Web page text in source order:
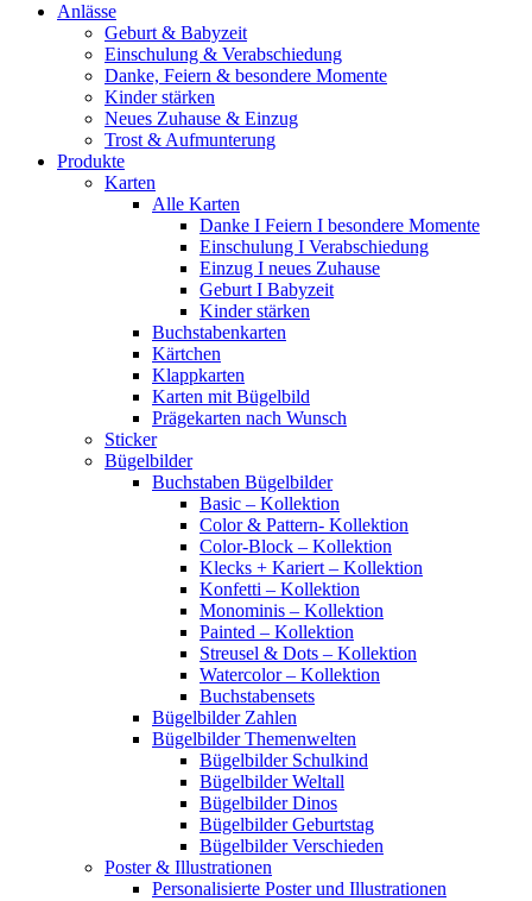
Anlässe
Geburt & Babyzeit
Einschulung & Verabschiedung
Danke, Feiern & besondere Momente
Kinder stärken
Neues Zuhause & Einzug
Trost & Aufmunterung
Produkte
Karten
Alle Karten
Danke I Feiern I besondere Momente
Einschulung I Verabschiedung
Einzug I neues Zuhause
Geburt I Babyzeit
Kinder stärken
Buchstabenkarten
Kärtchen
Klappkarten
Karten mit Bügelbild
Prägekarten nach Wunsch
Sticker
Bügelbilder
Buchstaben Bügelbilder
Basic – Kollektion
Color & Pattern- Kollektion
Color-Block – Kollektion
Klecks + Kariert – Kollektion
Konfetti – Kollektion
Monominis – Kollektion
Painted – Kollektion
Streusel & Dots – Kollektion
Watercolor – Kollektion
Buchstabensets
Bügelbilder Zahlen
Bügelbilder Themenwelten
Bügelbilder Schulkind
Bügelbilder Weltall
Bügelbilder Dinos
Bügelbilder Geburtstag
Bügelbilder Verschieden
Poster & Illustrationen
Personalisierte Poster und Illustrationen